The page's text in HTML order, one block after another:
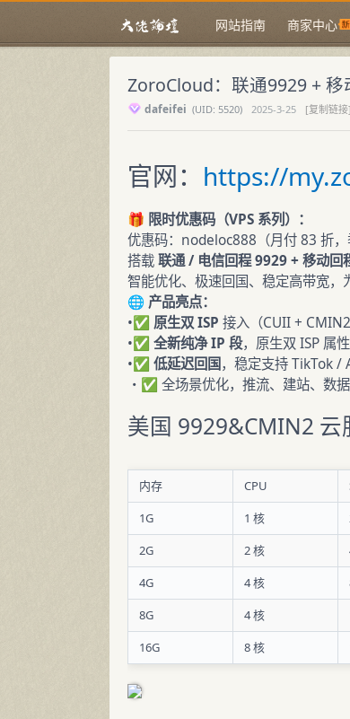
网站指南 商家中心
ZoroCloud：联通9929 + 移
dafeifei (UID: 5520) 2025-3-25
[复制链接]
官网： https://
🎁 限时优惠码（VPS 系列）：
优惠码：nodeloc888（月付 83 折，
搭载联通 / 电信回程 9929 + 移动
智能优化、极速回国、稳定高带宽，
🌐 产品亮点：
•✅ 原生双ISP 接入（CUII + CMIN2
•✅ 全新纯净IP 段，原生双 ISP 属
•✅ 低延迟回国，稳定支持 TikTok /
・✅ 全场景优化，推流、建站、数
美国 9929&CMIN2 云
内存 CPU
1G
1 核
2G
2 核
4G
4 核
8G
4 核
16G
8 核